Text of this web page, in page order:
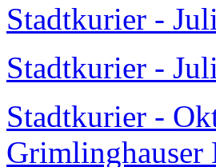
Stadtkurier -
Stadtkurier -
Stadtkurier -
Grimlinghauser